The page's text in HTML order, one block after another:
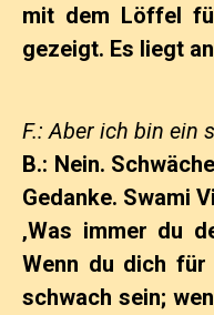
mit dem Löffel
gezeigt. Es liegt
F.: Aber ich bin ein
B.: Nein.
Gedanke. Swami
‚Was immer du
Wenn du dich
schwach sein;